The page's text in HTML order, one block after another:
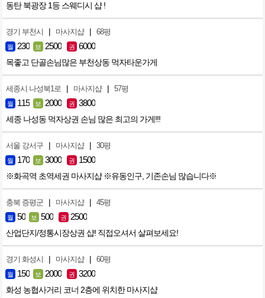
동탄 북광장 1등 스웨디시 샵 !
경기 부천시 | 마사지샵 | 68평
월 230 보 2500 권 6000
목좋고 단골손님많은 부천상동 먹자타운가게
세종시 나성북1로 | 마사지샵 | 57평
월 115 보 2000 권 3800
세종 나성동 먹자상권 손님 많은 최고의 가게!!!
서울 강서구 | 마사지샵 | 30평
월 170 보 3000 권 1500
※화곡역 초역세권 마사지샵 ※유동인구, 기존손님 많습니다※
충북 증평군 | 마사지샵 | 45평
월 50 보 500 권 2500
산업단지/정통시장상권 샵! 직접오셔서 살펴보세요!
경기 화성시 | 마사지샵 | 60평
월 150 보 2000 권 3200
화성 농협사거리 코너 2층에 위치한 마사지샵